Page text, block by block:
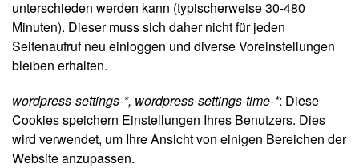
unterschieden werden kann (typischerweise 30-480
Minuten). Dieser muss sich daher nicht für jeden
Seitenaufruf neu einloggen und diverse Voreinstellungen
bleiben erhalten.
wordpress-settings-*, wordpress-settings-time-*: Diese
Cookies speichern Einstellungen Ihres Benutzers. Dies
wird verwendet, um Ihre Ansicht von einigen Bereichen der
Website anzupassen.